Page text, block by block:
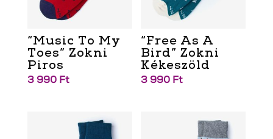
“Music To My
Toes” Zokni
Piros
3 990 Ft
“Free As A
Bird” Zokni
Kékeszöld
3 990 Ft